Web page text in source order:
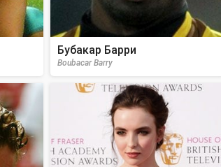
Бубакар Барри
Boubacar Barry